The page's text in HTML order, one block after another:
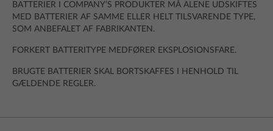
BATTERIER I COMPANY’S PRODUKTER MÅ ALENE UDSKIFTES
MED BATTERIER AF SAMME ELLER HELT TILSVARENDE TYPE,
SOM ANBEFALET AF FABRIKANTEN.
FORKERT BATTERITYPE MEDFØRER EKSPLOSIONSFARE.
BRUGTE BATTERIER SKAL BORTSKAFFES I HENHOLD TIL
GÆLDENDE REGLER.